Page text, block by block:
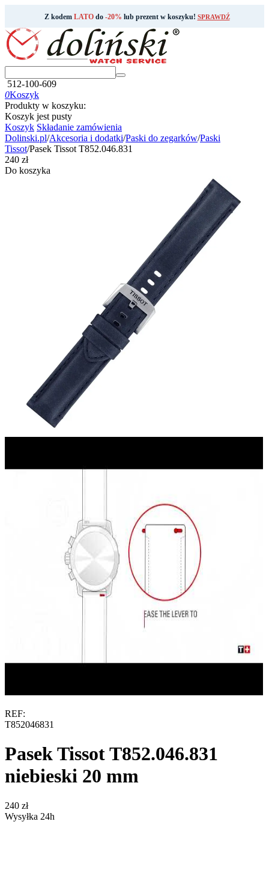
Z kodem LATOdo -20% lub prezent w koszyku! SPRAWDŹ
512-100-609
0Koszyk
Produkty w koszyku:
Koszyk jest pusty
Koszyk Składanie zamówienia
Dolinski.pl/Akcesoria i dodatki/Paski do zegarków/Paski
Tissot/Pasek Tissot T852.046.831
‍240‍ zł
Do koszyka
REF:
T852046831
Pasek Tissot T852.046.831
niebieski 20 mm
‍240‍ zł
Wysyłka 24h